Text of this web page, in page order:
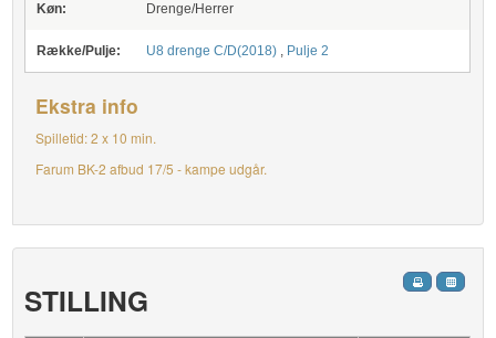
Køn: Drenge/Herrer
Række/Pulje: U8 drenge C/D(2018) , Pulje 2
Ekstra info
Spilletid: 2 x 10 min.
Farum BK-2 afbud 17/5 - kampe udgår.
STILLING